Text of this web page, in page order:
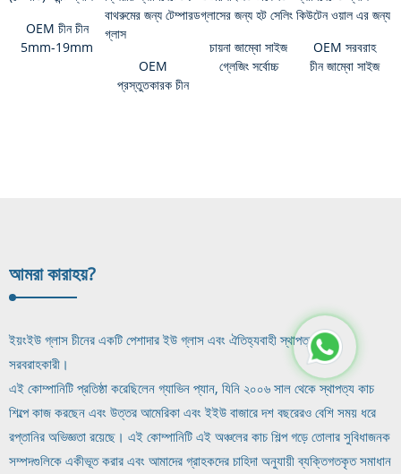
OEM চীন চীন
5mm-19mm
OEM
প্রস্তুতকারক চীন
চায়না জাম্বো সাইজ
গ্লেজিং সর্বোচ্চ
OEM সরবরাহ
চীন জাম্বো সাইজ
আমরা কারাহয়?
ইয়ংইউ গ্লাস চীনের একটি পেশাদার ইউ গ্লাস এবং ঐতিহ্যবাহী স্থাপত্য কাচ
সরবরাহকারী।
এই কোম্পানিটি প্রতিষ্ঠা করেছিলেন গ্যাভিন প্যান, যিনি ২০০৬ সাল থেকে স্থাপত্য কাচ
শিল্পে কাজ করছেন এবং উত্তর আমেরিকা এবং ইইউ বাজারে দশ বছরেরও বেশি সময় ধরে
রপ্তানির অভিজ্ঞতা রয়েছে। এই কোম্পানিটি এই অঞ্চলের কাচ শিল্প গড়ে তোলার সুবিধাজনক
সম্পদগুলিকে একীভূত করার এবং আমাদের গ্রাহকদের চাহিদা অনুযায়ী ব্যক্তিগতকৃত সমাধান